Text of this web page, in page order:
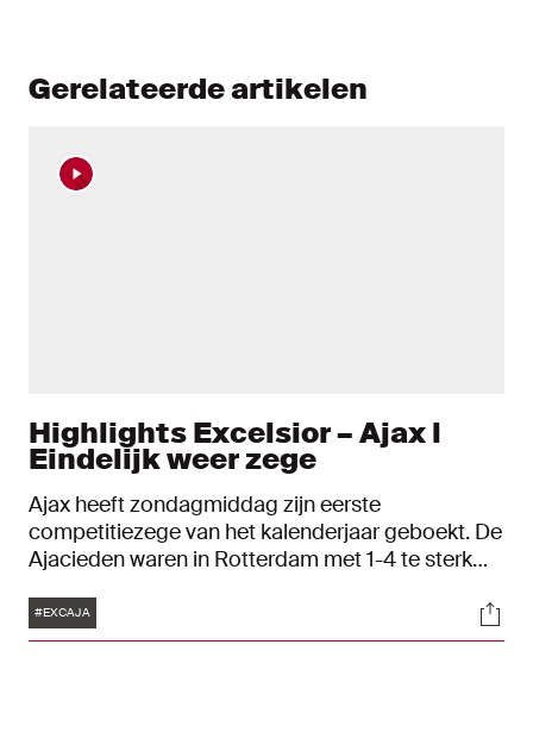
Gerelateerde artikelen
Highlights Excelsior – Ajax l
Eindelijk weer zege
Ajax heeft zondagmiddag zijn eerste
competitiezege van het kalenderjaar geboekt. De
Ajacieden waren in Rotterdam met 1-4 te sterk
honneurs waar na het vertrek van Alfred
Schreuder. Hij zag Dusan Tadic (strafschop), Davy
Tags
#EXCAJA